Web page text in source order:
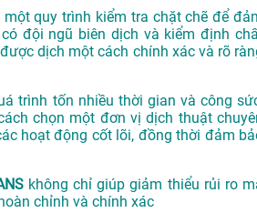
quy trình kiểm tra chặt chẽ để
đội ngũ biên dịch và kiểm định
dịch một cách chính xác và rõ
trình tốn nhiều thời gian và công
chọn một đơn vị dịch thuật
hoạt động cốt lõi, đồng thời đảm
không chỉ giúp giảm thiểu rủi ro
chỉnh và chính xác